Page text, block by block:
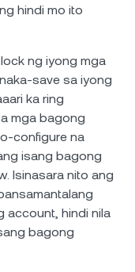
hindi mo ito
ng iyong mga
save sa iyong
ka ring
mga bagong
configure na
isang bagong
Isinasara nito ang
account, hindi nila
bagong